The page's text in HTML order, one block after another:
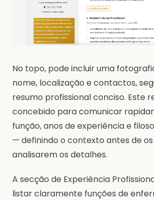
No topo, pode incluir uma
nome, localização e contactos,
resumo profissional conciso. Este
concebido para comunicar
função, anos de experiência e
— definindo o contexto antes de
analisarem os detalhes.
A secção de Experiência
listar claramente funções de